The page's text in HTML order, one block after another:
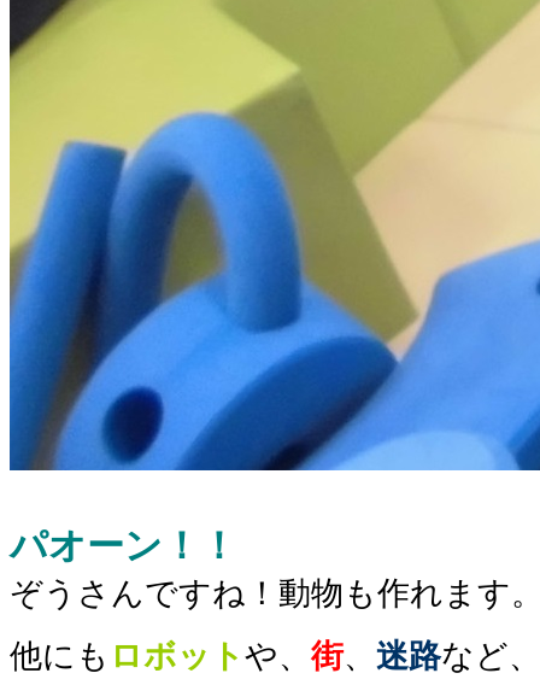
パオーン！！
ぞうさんですね！動物も作れます
他にも ロボット や、 街、 迷路など